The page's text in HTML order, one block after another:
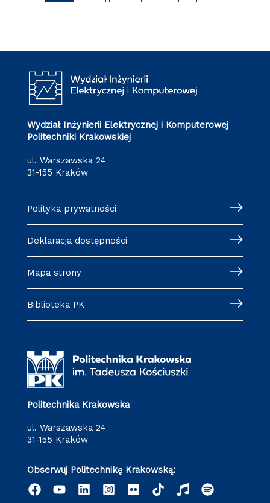
Wydział Inżynierii Elektrycznej i Komputerowej
Politechniki Krakowskiej
ul. Warszawska 24
31-155 Kraków
Polityka prywatności
Deklaracja dostępności
Mapa strony
Biblioteka PK
Politechnika Krakowska
ul. Warszawska 24
31-155 Kraków
Obserwuj Politechnikę Krakowską: